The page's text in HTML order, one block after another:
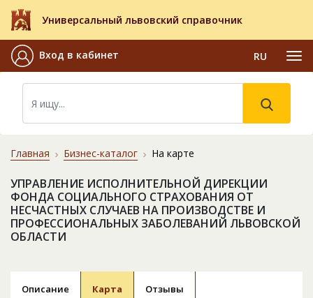
Универсальный львовский справочник
Вход в кабинет RU
Главная Бизнес-каталог На карте
УПРАВЛЕНИЕ ИСПОЛНИТЕЛЬНОЙ ДИРЕКЦИИ
ФОНДА СОЦИАЛЬНОГО СТРАХОВАНИЯ ОТ
НЕСЧАСТНЫХ СЛУЧАЕВ НА ПРОИЗВОДСТВЕ И
ПРОФЕССИОНАЛЬНЫХ ЗАБОЛЕВАНИЙ ЛЬВОВСКОЙ
ОБЛАСТИ
Описание Карта Отзывы